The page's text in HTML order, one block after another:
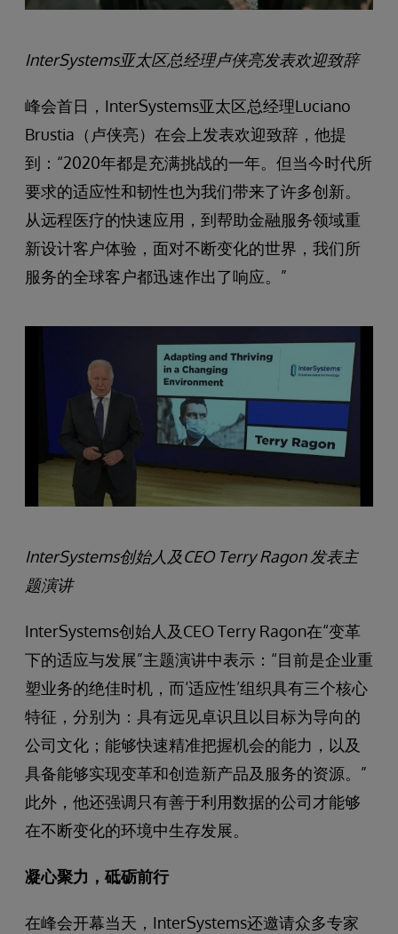
InterSystems亚太区总经理卢侠亮发表欢迎致辞
峰会首日，InterSystems亚太区总经理Luciano
Brustia（卢侠亮）在会上发表欢迎致辞，他提
到：“2020年都是充满挑战的一年。但当今时代所
要求的适应性和韧性也为我们带来了许多创新。
从远程医疗的快速应用，到帮助金融服务领域重
新设计客户体验，面对不断变化的世界，我们所
服务的全球客户都迅速作出了响应。”
InterSystems创始人及CEO Terry Ragon 发表主
题演讲
InterSystems创始人及CEO Terry Ragon在“变革
下的适应与发展”主题演讲中表示：“目前是企业重
塑业务的绝佳时机，而‘适应性’组织具有三个核心
特征，分别为：具有远见卓识且以目标为导向的
公司文化；能够快速精准把握机会的能力，以及
具备能够实现变革和创造新产品及服务的资源。”
此外，他还强调只有善于利用数据的公司才能够
在不断变化的环境中生存发展。
凝心聚力，砥砺前行
在峰会开幕当天，InterSystems还邀请众多专家